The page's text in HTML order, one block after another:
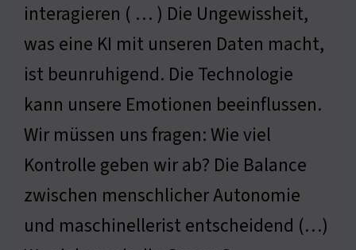
interagieren ( … ) Die Ungewissheit,
was eine KI mit unseren Daten macht,
ist beunruhigend. Die Technologie
kann unsere Emotionen beeinflussen.
Wir müssen uns fragen: Wie viel
Kontrolle geben wir ab? Die Balance
zwischen menschlicher Autonomie
und maschinellerist entscheidend (…)